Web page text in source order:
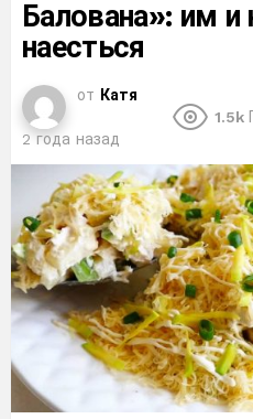
Балована»: им и
наесться
от Катя
2 года назад
1.5k